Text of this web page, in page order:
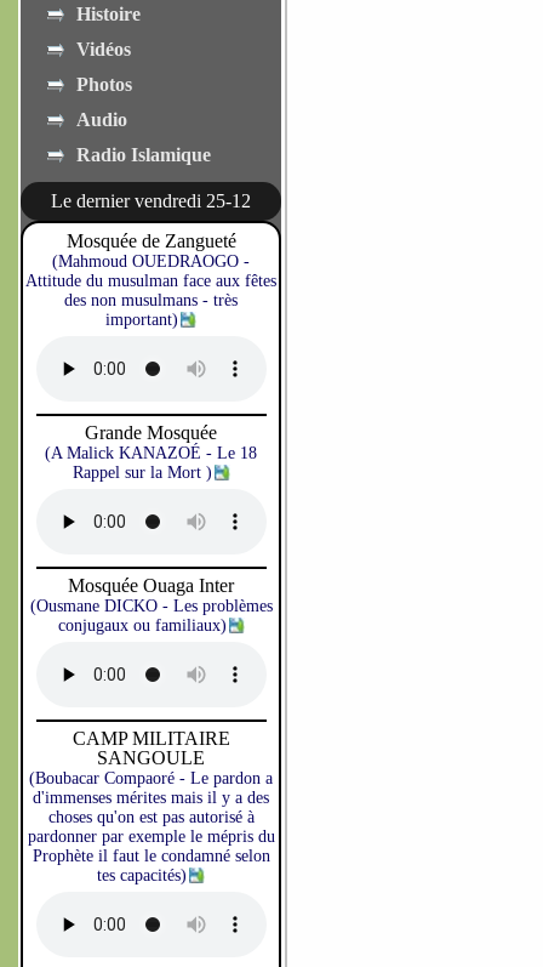
Histoire
Vidéos
Photos
Audio
Radio Islamique
Le dernier vendredi 25-12
Mosquée de Zangueté
(Mahmoud OUEDRAOGO -
Attitude du musulman face aux fêtes
des non musulmans - très
important)
Grande Mosquée
(A Malick KANAZOÉ - Le 18
Rappel sur la Mort )
Mosquée Ouaga Inter
(Ousmane DICKO - Les problèmes
conjugaux ou familiaux)
CAMP MILITAIRE
SANGOULE
(Boubacar Compaoré - Le pardon a
d'immenses mérites mais il y a des
choses qu'on est pas autorisé à
pardonner par exemple le mépris du
Prophète il faut le condamné selon
tes capacités)